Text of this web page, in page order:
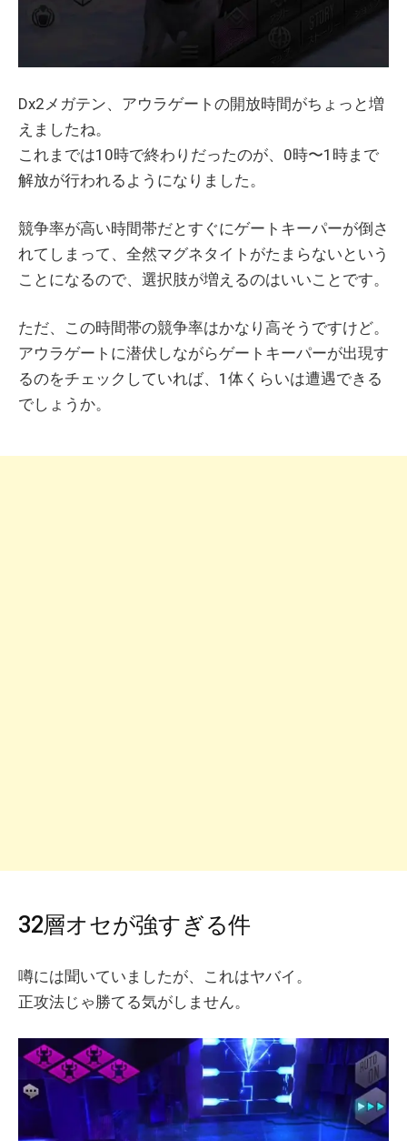
Dx2メガテン、アウラゲートの開放時間がちょっと増
えましたね。
これまでは10時で終わりだったのが、0時〜1時まで
解放が行われるようになりました。
競争率が高い時間帯だとすぐにゲートキーパーが倒さ
れてしまって、全然マグネタイトがたまらないという
ことになるので、選択肢が増えるのはいいことです。
ただ、この時間帯の競争率はかなり高そうですけど。
アウラゲートに潜伏しながらゲートキーパーが出現す
るのをチェックしていれば、1体くらいは遭遇できる
でしょうか。
32層オセが強すぎる件
噂には聞いていましたが、これはヤバイ。
正攻法じゃ勝てる気がしません。